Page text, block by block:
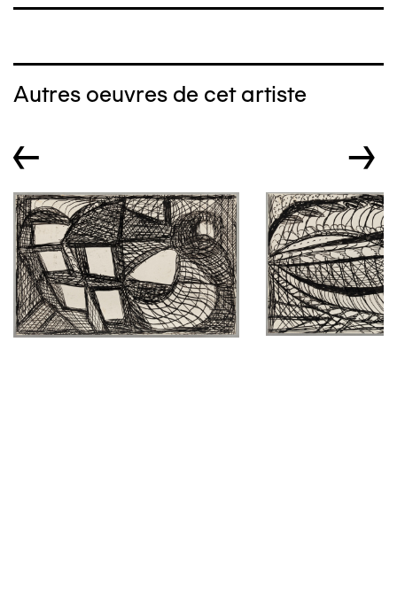
Autres oeuvres de cet artiste
← →